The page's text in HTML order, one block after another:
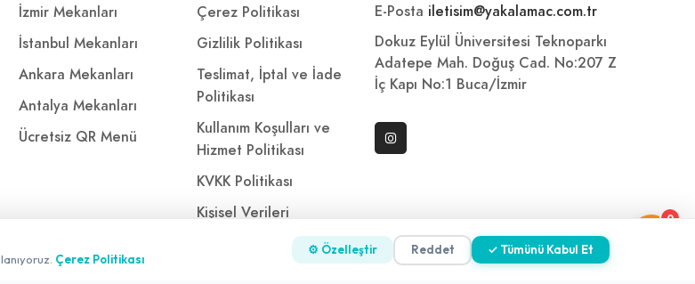
0
İzmir Mekanları
İstanbul Mekanları
Ankara Mekanları
Antalya Mekanları
Ücretsiz QR Menü
Çerez Politikası
Gizlilik Politikası
Teslimat, İptal ve İade
Politikası
Kullanım Koşulları ve
Hizmet Politikası
KVKK Politikası
Kişisel Verileri
Aydınlatma Metni
Referanslarımız
E-Posta iletisim@yakalamac.com.tr
Dokuz Eylül Üniversitesi Teknoparkı
Adatepe Mah. Doğuş Cad. No:207 Z
İç Kapı No:1 Buca/İzmir
Çerez Politikası
⚙ Özelleştir Reddet ✓ Tümünü Kabul Et